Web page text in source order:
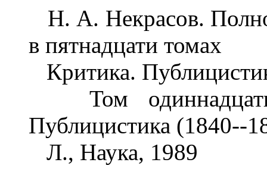
Н. А. Некрасов.
в пятнадцати томах
Критика.
Том
Публицистика (1840--
Л., Наука, 1989